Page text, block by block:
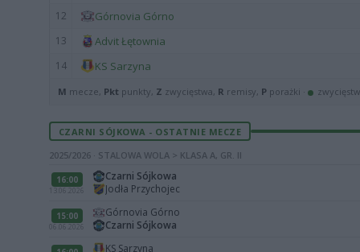
12 Górnovia Górno
13 Advit Łętownia
14 KS Sarzyna
M mecze, Pkt punkty, Z zwycięstwa, R remisy, P porażki ·
CZARNI SÓJKOWA - OSTATNIE MECZE
2025/2026 · STALOWA WOLA > KLASA A, GR. II
16:00
13.06.2026
Czarni Sójkowa
Jodła Przychojec
15:00
06.06.2026
Górnovia Górno
Czarni Sójkowa
KS Sarzyna